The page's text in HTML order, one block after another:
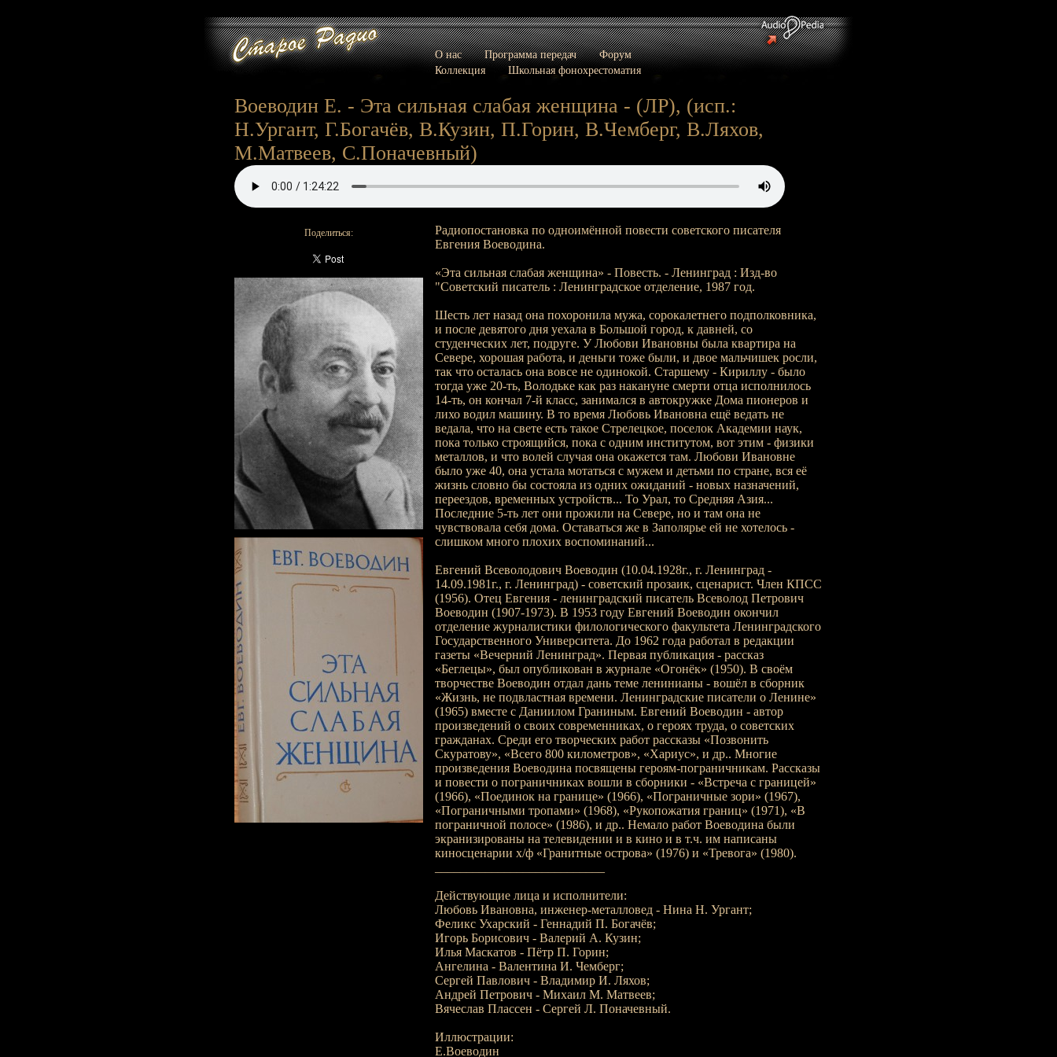
О нас Программа передач
Форум
Коллекция
Школьная фонохрестоматия
Воеводин Е. - Эта сильная слабая женщина - (ЛР), (исп.:
Н.Ургант, Г.Богачёв, В.Кузин, П.Горин, В.Чемберг, В.Ляхов,
М.Матвеев, С.Поначевный)
Поделиться:
Радиопостановка по одноимённой повести советского писателя
Евгения Воеводина.
«Эта сильная слабая женщина» - Повесть. - Ленинград : Изд-во
"Советский писатель : Ленинградское отделение, 1987 год.
Шесть лет назад она похоронила мужа, сорокалетнего подполковника,
и после девятого дня уехала в Большой город, к давней, со
студенческих лет, подруге. У Любови Ивановны была квартира на
Севере, хорошая работа, и деньги тоже были, и двое мальчишек росли,
так что осталась она вовсе не одинокой. Старшему - Кириллу - было
тогда уже 20-ть, Володьке как раз накануне смерти отца исполнилось
14-ть, он кончал 7-й класс, занимался в автокружке Дома пионеров и
лихо водил машину. В то время Любовь Ивановна ещё ведать не
ведала, что на свете есть такое Стрелецкое, поселок Академии наук,
пока только строящийся, пока с одним институтом, вот этим - физики
металлов, и что волей случая она окажется там. Любови Ивановне
было уже 40, она устала мотаться с мужем и детьми по стране, вся её
жизнь словно бы состояла из одних ожиданий - новых назначений,
переездов, временных устройств... То Урал, то Средняя Азия...
Последние 5-ть лет они прожили на Севере, но и там она не
чувствовала себя дома. Оставаться же в Заполярье ей не хотелось -
слишком много плохих воспоминаний...
Евгений Всеволодович Воеводин (10.04.1928г., г. Ленинград -
14.09.1981г., г. Ленинград) - советский прозаик, сценарист. Член КПСС
(1956). Отец Евгения - ленинградский писатель Всеволод Петрович
Воеводин (1907-1973). В 1953 году Евгений Воеводин окончил
отделение журналистики филологического факультета Ленинградского
Государственного Университета. До 1962 года работал в редакции
газеты «Вечерний Ленинград». Первая публикация - рассказ
«Беглецы», был опубликован в журнале «Огонёк» (1950). В своём
творчестве Воеводин отдал дань теме ленинианы - вошёл в сборник
«Жизнь, не подвластная времени. Ленинградские писатели о Ленине»
(1965) вместе с Даниилом Граниным. Евгений Воеводин - автор
произведений о своих современниках, о героях труда, о советских
гражданах. Среди его творческих работ рассказы «Позвонить
Скуратову», «Всего 800 километров», «Хариус», и др.. Многие
произведения Воеводина посвящены героям-пограничникам. Рассказы
и повести о пограничниках вошли в сборники - «Встреча с границей»
(1966), «Поединок на границе» (1966), «Пограничные зори» (1967),
«Пограничными тропами» (1968), «Рукопожатия границ» (1971), «В
пограничной полосе» (1986), и др.. Немало работ Воеводина были
экранизированы на телевидении и в кино и в т.ч. им написаны
киносценарии х/ф «Гранитные острова» (1976) и «Тревога» (1980).
Действующие лица и исполнители:
Любовь Ивановна, инженер-металловед - Нина Н. Ургант;
Феликс Ухарский - Геннадий П. Богачёв;
Игорь Борисович - Валерий А. Кузин;
Илья Маскатов - Пётр П. Горин;
Ангелина - Валентина И. Чемберг;
Сергей Павлович - Владимир И. Ляхов;
Андрей Петрович - Михаил М. Матвеев;
Вячеслав Плассен - Сергей Л. Поначевный.
Иллюстрации:
Е.Воеводин